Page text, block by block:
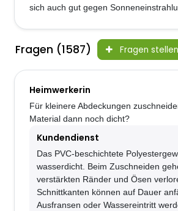
sich auch gut gegen
Fragen (1587) Fragen stellen
Heimwerkerin
Für kleinere Abdeckungen
Material dann noch dicht?
Kundendienst
Das PVC-beschichtete
wasserdicht. Beim Zuschneiden
verstärkten Ränder und Ösen
Schnittkanten können auf Dauer
Ausfransen oder Wassereintritt